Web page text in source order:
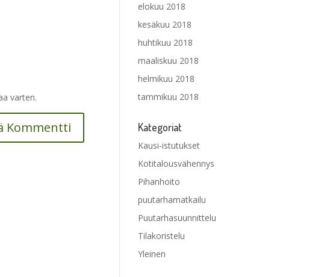
varten.
elokuu 2018
kesäkuu 2018
huhtikuu 2018
maaliskuu 2018
helmikuu 2018
tammikuu 2018
Kategoriat
Kausi-istutukset
Kotitalousvähennys
Pihanhoito
puutarhamatkailu
Puutarhasuunnittelu
Tilakoristelu
Yleinen